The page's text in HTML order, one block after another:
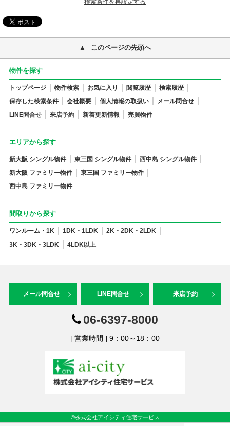
このページの先頭へ
物件を探す
トップページ 物件検索 お気に入り 閲覧履歴
検索履歴
保存した検索条件
会社概要 個人情報の取扱い
メール問合せ
LINE問合せ
来店予約 新着更新情報 売買物件
エリアから探す
新大阪 シングル物件 東三国 シングル物件
西中島 シングル物件
新大阪 ファミリー物件
東三国 ファミリー物件
西中島 ファミリー物件
間取りから探す
ワンルーム・1K 1DK・1LDK
2K・2DK・2LDK
3K・3DK・3LDK
4LDK以上
メール問合せ LINE問合せ 来店予約
06-6397-8000
[ 営業時間 ] 9：00～18：00
©株式会社アイシティ住宅サービス